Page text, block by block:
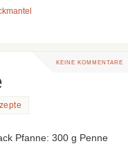
KEINE KOMMENTARE
Pfanne: 300 g Penne